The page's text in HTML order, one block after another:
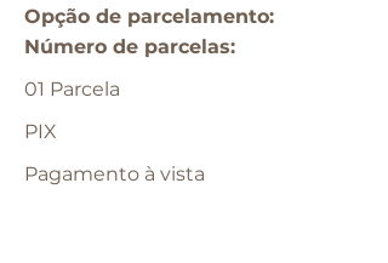
Opção de parcelamento:​
​Número de parcelas:
01 Parcela
PIX
Pagamento à vista